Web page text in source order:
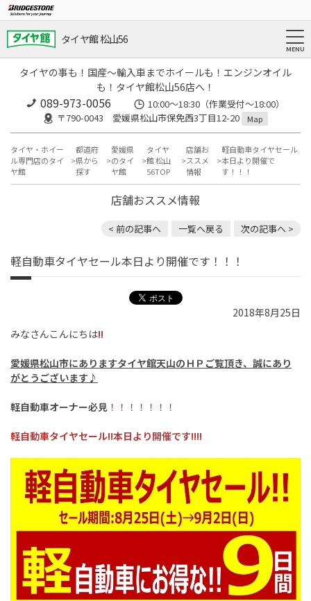
タイヤ館 松山56
タイヤの事も！国産～輸入車までホイールも！エンジンオイル
も！タイヤ館松山56店へ！
089-973-0056
10:00～18:30（作業受付～18:00）
〒790-0043 愛媛県松山市保免西3丁目12-20
Map
タイヤ・ホイー
ル専門店のタイ
ヤ館
都道府
県から
探す
愛媛県
のタイ
ヤ館
タイヤ
館 松山
56TOP
店舗お
ススメ
情報
軽自動車タイヤセール
本日より開催で
す！！！
店舗おススメ情報
< 前の記事へ 一覧へ戻る 次の記事へ >
軽自動車タイヤセール本日より開催です！！！
2018年8月25日
みなさんこんにちは!!
愛媛県松山市にありますタイヤ館天山のＨＰご覧頂き、誠にあり
がとうございます♪
軽自動車オーナー必見 ！！！！！！！
軽自動車タイヤセール!!本日より開催です!!!!